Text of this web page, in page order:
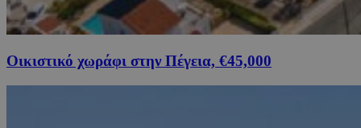
Οικιστικό χωράφι στην Πέγεια, €45,000